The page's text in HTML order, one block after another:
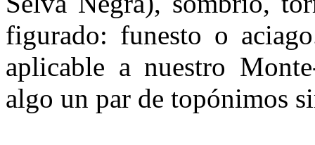
figurado: funesto o
aplicable a nuestro
algo un par de topónimos